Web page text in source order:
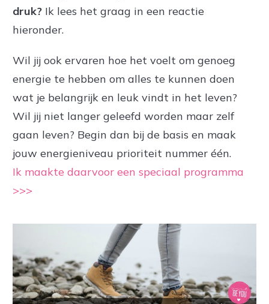
druk? Ik lees het graag in een reactie
hieronder.
Wil jij ook ervaren hoe het voelt om genoeg
energie te hebben om alles te kunnen doen
wat je belangrijk en leuk vindt in het leven?
Wil jij niet langer geleefd worden maar zelf
gaan leven? Begin dan bij de basis en maak
jouw energieniveau prioriteit nummer één.
Ik maakte daarvoor een speciaal programma
>>>